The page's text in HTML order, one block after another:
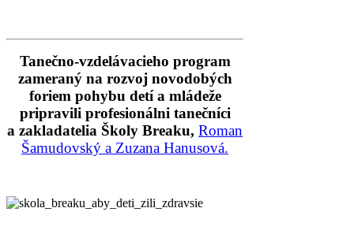
Tanečno-vzdelávacieho program
zameraný na rozvoj novodobých
foriem pohybu detí a mládeže
pripravili profesionálni tanečníci
a zakladatelia Školy Breaku, Roman
Šamudovský a Zuzana Hanusová.